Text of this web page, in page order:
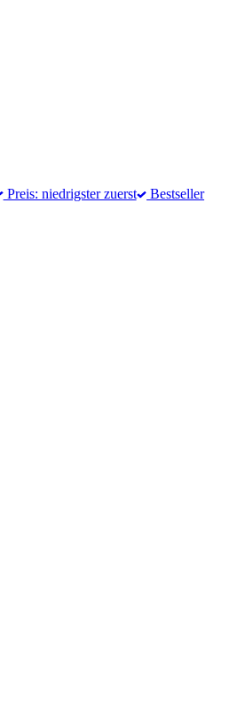
Preis: niedrigster zuerst Bestseller